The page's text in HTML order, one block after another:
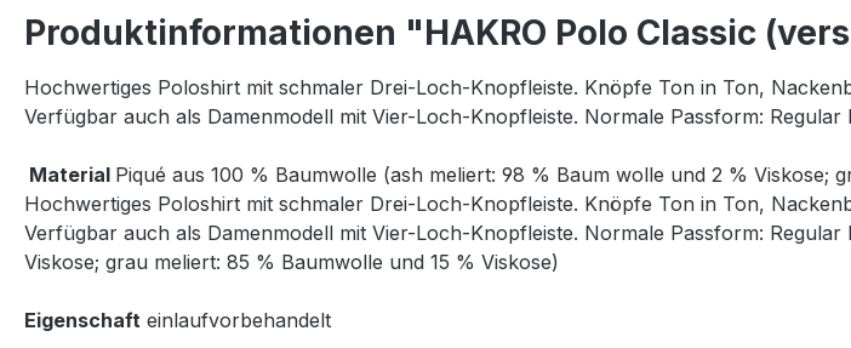
Produktinformationen "HAKRO Polo Classic
Hochwertiges Poloshirt mit schmaler Drei-Loch-Knopfleiste. Knöpfe Ton in Ton,
Verfügbar auch als Damenmodell mit Vier-Loch-Knopfleiste. Normale Passform: Regular
Material Piqué aus 100 % Baumwolle (ash meliert: 98 % Baum wolle und 2 %
Hochwertiges Poloshirt mit schmaler Drei-Loch-Knopfleiste. Knöpfe Ton in Ton,
Verfügbar auch als Damenmodell mit Vier-Loch-Knopfleiste. Normale Passform:
Viskose; grau meliert: 85 % Baumwolle und 15 % Viskose)
Eigenschaft einlaufvorbehandelt